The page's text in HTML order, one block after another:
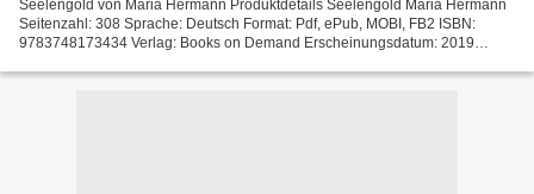
Seelengold von Maria Hermann Produktdetails Seelengold Maria Hermann
Seitenzahl: 308 Sprache: Deutsch Format: Pdf, ePub, MOBI, FB2 ISBN:
9783748173434 Verlag: Books on Demand Erscheinungsdatum: 2019